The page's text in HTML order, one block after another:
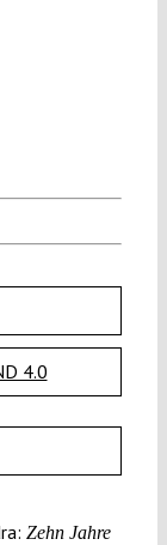
4.0
Zehn Jahre